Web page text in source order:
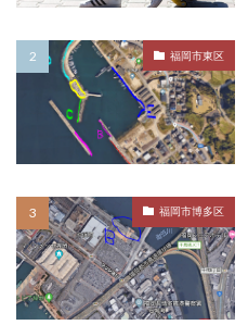
福岡市東区
福岡市博多区